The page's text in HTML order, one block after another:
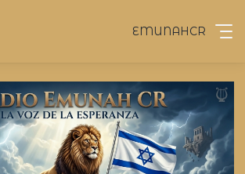
EMUNAHCR